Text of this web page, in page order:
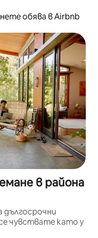
обява в Airbnb
в района
чувствате като у